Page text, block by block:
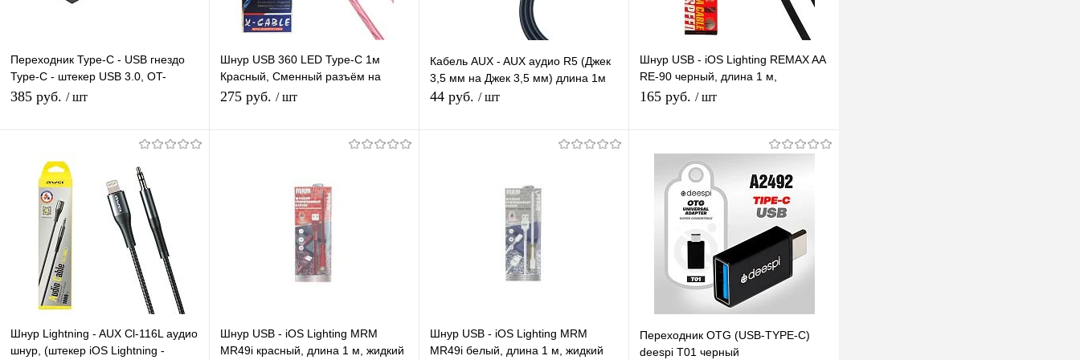
Переходник Type-C - USB гнездо
Type-C - штекер USB 3.0, OT-
PCC33
385 руб. / шт
Купить в 1 клик К сравнению
В избранное В наличии
Шнур USB 360 LED Type-C 1м
Красный, Сменный разъём на
магните 360 градусов светящийся
275 руб. / шт
Купить в 1 клик
В избранное
Кабель AUX - AUX аудио R5 (Джек
3,5 мм на Джек 3,5 мм) длина 1м
44 руб. / шт
Купить в 1 клик
В избранное
Шнур USB - iOS Lighting REMAX AA
RE-90 черный, длина 1 м,
материал термоэластопласт (ТЭП)
165 руб. / шт
В корзину
Купить в 1 клик К сравнению
В избранное В наличии
Шнур Lightning - AUX Cl-116L аудио
шнур, (штекер iOS Lightning -
Шнур USB - iOS Lighting MRM
MR49i красный, длина 1 м, жидкий
Шнур USB - iOS Lighting MRM
MR49i белый, длина 1 м, жидкий
Переходник OTG (USB-TYPE-C)
deespi T01 черный